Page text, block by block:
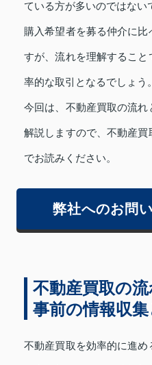
ている方が多いのではない
購入希望者を募る仲介に
すが、流れを理解するこ
率的な取引となるでしょう。
今回は、不動産買取の流
解説しますので、不動産買
でお読みください。
弊社へのお問
不動産買取の
事前の情報収集
不動産買取を効率的に進